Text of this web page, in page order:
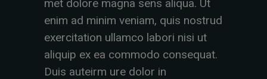
met dolore magna sens aliqua. Ut
enim ad minim veniam, quis nostrud
exercitation ullamco labori nisi ut
aliquip ex ea commodo consequat.
Duis auteirm ure dolor in